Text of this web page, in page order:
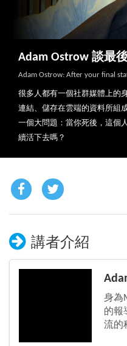
Adam Ostrow 談最
Adam Ostrow: After your final
很多人都有一個社群媒體上的
連結、儲存在雲端的資料所組
一個大問題：當你死後，這個
續活下去嗎？
講者介紹
身為
的報
流的